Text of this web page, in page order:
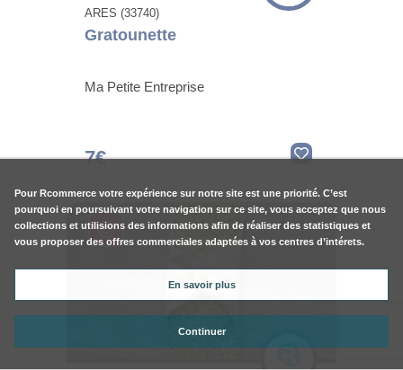
ARES (33740)
Gratounette
Ma Petite Entreprise
7€
Pour Rcommerce votre expérience sur notre site est une priorité. C’est
pourquoi en poursuivant votre navigation sur ce site, vous acceptez que nous
collections et utilisions des informations afin de réaliser des statistiques et
vous proposer des offres commerciales adaptées à vos centres d’intérets.
En savoir plus
Continuer